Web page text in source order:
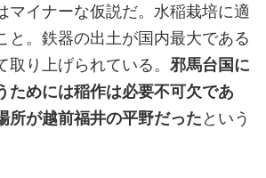
マイナーな仮説だ。水稲栽培に適
と。鉄器の出土が国内最大である
取り上げられている。 邪馬台国に
ためには稲作は必要不可欠であ
所が越前福井の平野だったという